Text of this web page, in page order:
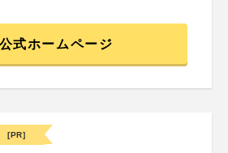
公式ホームページ
[PR]